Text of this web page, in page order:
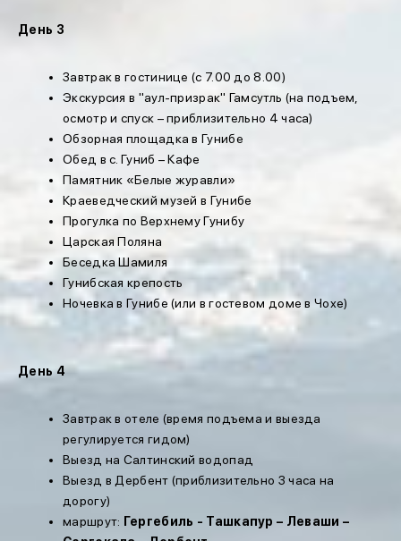
День 3
Завтрак в гостинице (с 7.00 до 8.00)
Экскурсия в "аул-призрак" Гамсутль (на подъем,
осмотр и спуск – приблизительно 4 часа)
Обзорная площадка в Гунибе
Обед в с. Гуниб – Кафе
Памятник «Белые журавли»
Краеведческий музей в Гунибе
Прогулка по Верхнему Гунибу
Царская Поляна
Беседка Шамиля
Гунибская крепость
Ночевка в Гунибе (или в гостевом доме в Чохе)
День 4
Завтрак в отеле (время подъема и выезда
регулируется гидом)
Выезд на Салтинский водопад
Выезд в Дербент (приблизительно 3 часа на
дорогу)
маршрут: Гергебиль - Ташкапур – Леваши –